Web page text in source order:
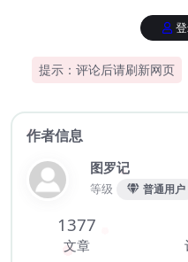
提示：评论后请刷新网页
作者信息
图罗记
等级 普通用户
1377
文章